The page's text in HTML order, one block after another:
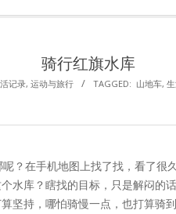
骑行红旗水库
记录, 运动与旅行 TAGGED: 山地车,
？在手机地图上找了找，看了
库？瞎找的目标，只是解闷
持，哪怕骑慢一点，也打算